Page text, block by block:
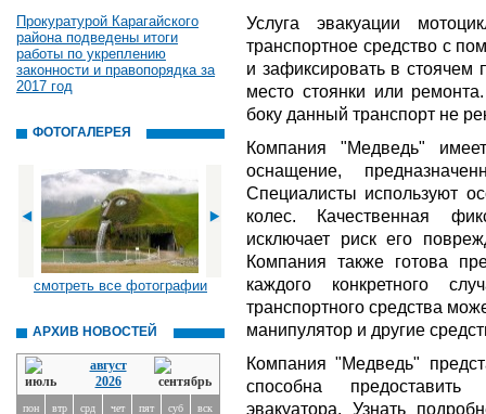
Прокуратурой Карагайского
района подведены итоги
работы по укреплению
законности и правопорядка за
2017 год
ФОТОГАЛЕРЕЯ
смотреть все фотографии
АРХИВ НОВОСТЕЙ
август
2026
пон втр срд чет пят суб вск
Услуга эвакуации
транспортное средство с
и зафиксировать в стоячем
место стоянки или
боку данный транспорт не
Компания "Медведь"
оснащение,
Специалисты используют
колес. Качественная
исключает риск его
Компания также готова
каждого конкретного
транспортного средства
манипулятор и другие
Компания "Медведь"
способна
эвакуатора. Узнать